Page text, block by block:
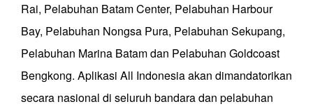
Rai, Pelabuhan Batam Center, Pelabuhan Harbour
Bay, Pelabuhan Nongsa Pura, Pelabuhan Sekupang,
Pelabuhan Marina Batam dan Pelabuhan Goldcoast
Bengkong. Aplikasi All Indonesia akan dimandatorikan
secara nasional di seluruh bandara dan pelabuhan